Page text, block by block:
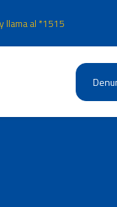
llama al *1515